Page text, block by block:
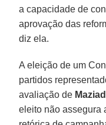
a capacidade de
aprovação das
diz ela.
A eleição de um
partidos
avaliação de Maziad
eleito não assegura